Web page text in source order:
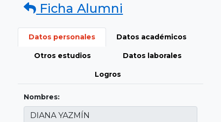
Ficha Alumni
Datos personales Datos académicos
Otros estudios Datos laborales
Logros
Nombres: